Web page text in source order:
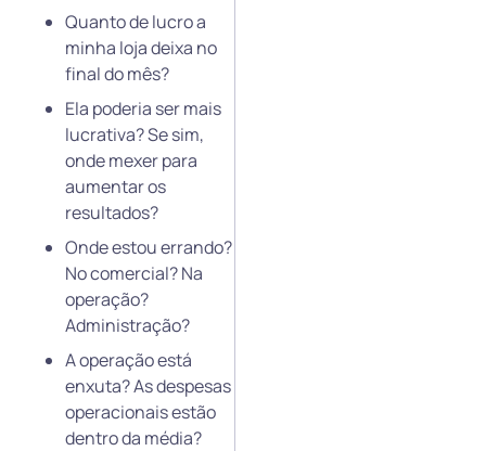
Quanto de lucro a
minha loja deixa no
final do mês?
Ela poderia ser mais
lucrativa? Se sim,
onde mexer para
aumentar os
resultados?
Onde estou errando?
No comercial? Na
operação?
Administração?
A operação está
enxuta? As despesas
operacionais estão
dentro da média?